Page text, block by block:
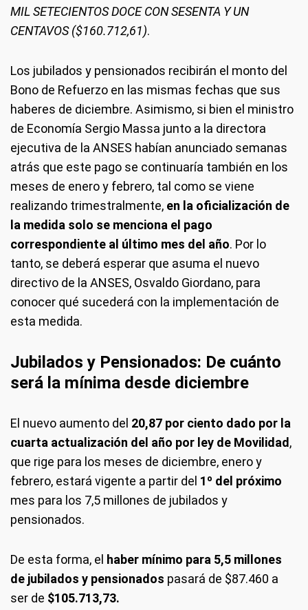
MIL SETECIENTOS DOCE CON SESENTA Y UN
CENTAVOS ($160.712,61).
Los jubilados y pensionados recibirán el monto del
Bono de Refuerzo en las mismas fechas que sus
haberes de diciembre. Asimismo, si bien el ministro
de Economía Sergio Massa junto a la directora
ejecutiva de la ANSES habían anunciado semanas
atrás que este pago se continuaría también en los
meses de enero y febrero, tal como se viene
realizando trimestralmente, en la oficialización de
la medida solo se menciona el pago
correspondiente al último mes del año. Por lo
tanto, se deberá esperar que asuma el nuevo
directivo de la ANSES, Osvaldo Giordano, para
conocer qué sucederá con la implementación de
esta medida.
Jubilados y Pensionados: De cuánto
será la mínima desde diciembre
El nuevo aumento del 20,87 por ciento dado por la
cuarta actualización del año por ley de Movilidad ,
que rige para los meses de diciembre, enero y
febrero, estará vigente a partir del 1º del próximo
mes para los 7,5 millones de jubilados y
pensionados.
De esta forma, el haber mínimo para 5,5 millones
de jubilados y pensionados pasará de $87.460 a
ser de $105.713,73.